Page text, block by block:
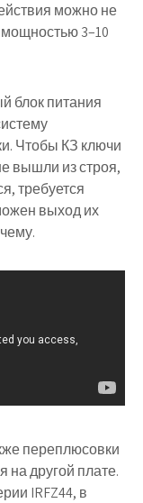
можно не
3–10
блок питания
Чтобы КЗ ключи
вышли из строя,
требуется
выход их
переплюсовки
на другой плате.
IRFZ44, в